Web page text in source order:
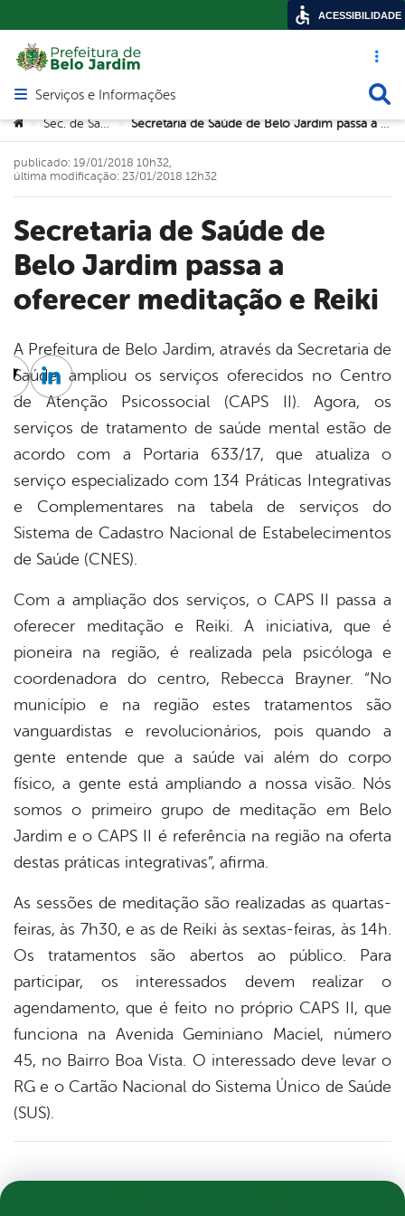
Acesso
Abrir menu principal de navegação
Serviços e Informações
Você está aqui:
> Sec. de Saúde > Secretaria de Saúde de Belo Jardim passa a oferecer meditação e Reiki
Secretaria de Saúde de
Belo Jardim passa a
oferecer meditação e Reiki
publicado: 19/01/2018 10h32,
última modificação: 23/01/2018 12h32
A Prefeitura de Belo Jardim, através da Secretaria de
Saúde, ampliou os serviços oferecidos no Centro
de Atenção Psicossocial (CAPS II). Agora, os
serviços de tratamento de saúde mental estão de
acordo com a Portaria 633/17, que atualiza o
serviço especializado com 134 Práticas Integrativas
e Complementares na tabela de serviços do
Sistema de Cadastro Nacional de Estabelecimentos
de Saúde (CNES).
Com a ampliação dos serviços, o CAPS II passa a
oferecer meditação e Reiki. A iniciativa, que é
pioneira na região, é realizada pela psicóloga e
coordenadora do centro, Rebecca Brayner. “No
município e na região estes tratamentos são
vanguardistas e revolucionários, pois quando a
gente entende que a saúde vai além do corpo
físico, a gente está ampliando a nossa visão. Nós
somos o primeiro grupo de meditação em Belo
Jardim e o CAPS II é referência na região na oferta
destas práticas integrativas”, afirma.
As sessões de meditação são realizadas as quartas-
feiras, às 7h30, e as de Reiki às sextas-feiras, às 14h.
Os tratamentos são abertos ao público. Para
participar, os interessados devem realizar o
agendamento, que é feito no próprio CAPS II, que
funciona na Avenida Geminiano Maciel, número
45, no Bairro Boa Vista. O interessado deve levar o
RG e o Cartão Nacional do Sistema Único de Saúde
(SUS).
Twitter
Linkedin
ACESSIBILIDADE